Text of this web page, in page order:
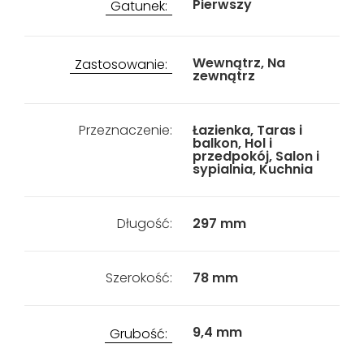
Gatunek: Pierwszy
Zastosowanie: Wewnątrz, Na
zewnątrz
Przeznaczenie: Łazienka, Taras i
balkon, Hol i
przedpokój, Salon i
sypialnia, Kuchnia
Długość: 297 mm
Szerokość: 78 mm
Grubość: 9,4 mm